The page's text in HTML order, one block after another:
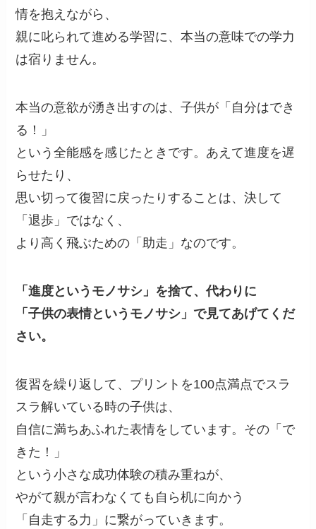
情を抱えながら、
親に叱られて進める学習に、本当の意味での学力
は宿りません。
本当の意欲が湧き出すのは、子供が「自分はでき
る！」
という全能感を感じたときです。あえて進度を遅
らせたり、
思い切って復習に戻ったりすることは、決して
「退歩」ではなく、
より高く飛ぶための「助走」なのです。
「進度というモノサシ」を捨て、代わりに
「子供の表情というモノサシ」で見てあげてくだ
さい。
復習を繰り返して、プリントを100点満点でスラ
スラ解いている時の子供は、
自信に満ちあふれた表情をしています。その「で
きた！」
という小さな成功体験の積み重ねが、
やがて親が言わなくても自ら机に向かう
「自走する力」に繋がっていきます。